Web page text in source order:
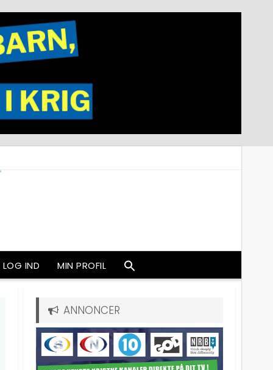
LOG IND MIN PROFIL
ANNONCER